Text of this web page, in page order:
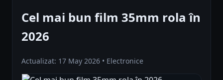
Cel mai bun film 35mm rola în
2026
Actualizat: 17 May 2026 • Electronice